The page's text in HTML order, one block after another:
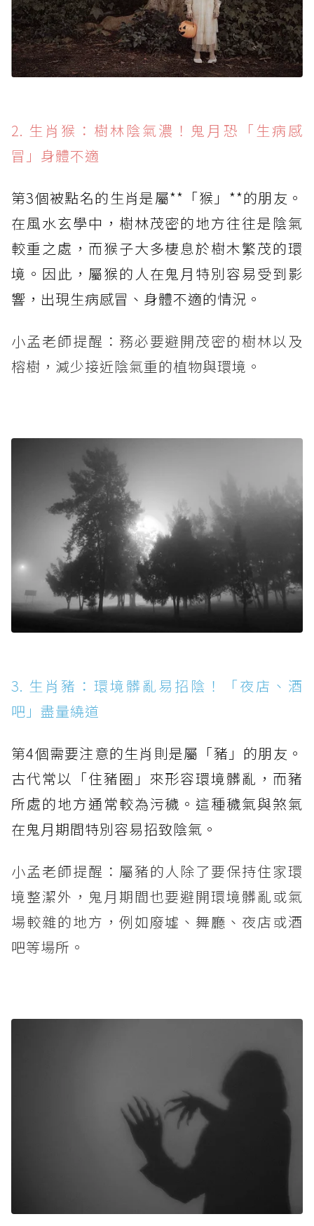
2. 生肖猴：樹林陰氣濃！鬼月恐「生病感
冒」身體不適
第3個被點名的生肖是屬**「猴」**的朋友。
在風水玄學中，樹林茂密的地方往往是陰氣
較重之處，而猴子大多棲息於樹木繁茂的環
境。因此，屬猴的人在鬼月特別容易受到影
響，出現生病感冒、身體不適的情況。
小孟老師提醒：務必要避開茂密的樹林以及
榕樹，減少接近陰氣重的植物與環境。
3. 生肖豬：環境髒亂易招陰！「夜店、酒
吧」盡量繞道
第4個需要注意的生肖則是屬「豬」的朋友。
古代常以「住豬圈」來形容環境髒亂，而豬
所處的地方通常較為污穢。這種穢氣與煞氣
在鬼月期間特別容易招致陰氣。
小孟老師提醒：屬豬的人除了要保持住家環
境整潔外，鬼月期間也要避開環境髒亂或氣
場較雜的地方，例如廢墟、舞廳、夜店或酒
吧等場所。